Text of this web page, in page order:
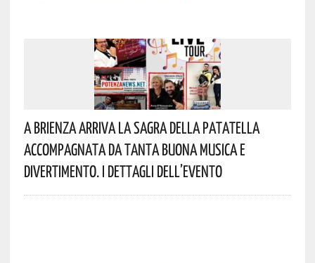
A Brienza Arriva La Sagra Della Patatella
Accompagnata Da Tanta Buona Musica E
Divertimento. I Dettagli Dell’evento